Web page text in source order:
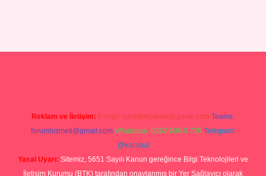
Reklam ve İletişim: E-mail: backlinkpaneli@gmail.com Teams:
forumhizmeti@gmail.com Whatsapp: 0262 606 0 726 Telegram:
@karabul
Yasal Uyarı: Sitemiz, 5651 Sayılı Kanun gereğince Bilgi Teknolojileri ve
İletişim Kurumu (BTK) tarafından onaylanmış bir Yer Sağlayıcı olarak